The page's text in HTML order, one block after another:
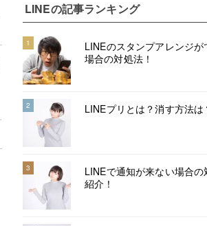
LINEの記事ランキング
1
LINEのスタンプアレンジが
場合の対処法！
2 LINEプリとは？消す方法は
3
LINEで通知が来ない場合の
紹介！